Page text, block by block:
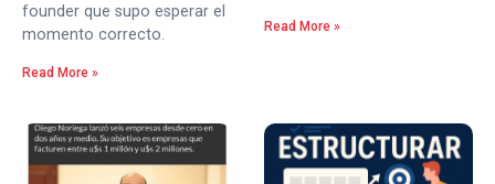
founder que supo esperar el
momento correcto.
Read More »
Read More »